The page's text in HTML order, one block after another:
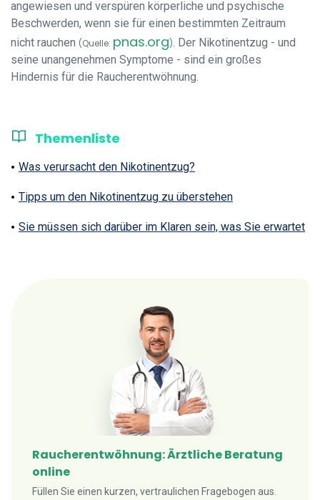
angewiesen und verspüren körperliche und psychische
Beschwerden, wenn sie für einen bestimmten Zeitraum
nicht rauchen (Quelle: pnas.org). Der Nikotinentzug - und
seine unangenehmen Symptome - sind ein großes
Hindernis für die Raucherentwöhnung.
Themenliste
Was verursacht den Nikotinentzug?
Tipps um den Nikotinentzug zu überstehen
Sie müssen sich darüber im Klaren sein, was Sie erwartet
Raucherentwöhnung: Ärztliche Beratung
online
Füllen Sie einen kurzen, vertraulichen Fragebogen aus.